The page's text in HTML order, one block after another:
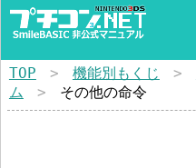
TOP
> 機能別もくじ >
ム
> その他の命令